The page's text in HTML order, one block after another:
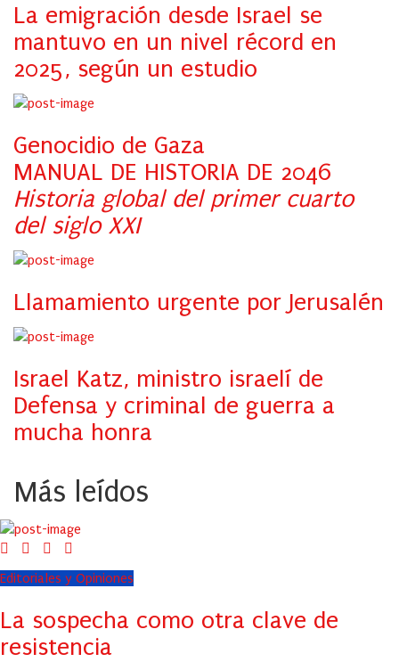
La emigración desde Israel se
mantuvo en un nivel récord en
2025, según un estudio
Genocidio de Gaza
MANUAL DE HISTORIA DE 2046
Historia global del primer cuarto
del siglo XXI
Llamamiento urgente por Jerusalén
Israel Katz, ministro israelí de
Defensa y criminal de guerra a
mucha honra
Más leídos
Editoriales y Opiniones
La sospecha como otra clave de
resistencia